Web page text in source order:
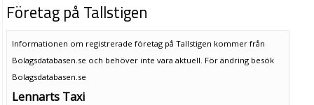
Företag på Tallstigen
Informationen om registrerade företag på Tallstigen kommer från
Bolagsdatabasen.se och behöver inte vara aktuell. För ändring besök
Bolagsdatabasen.se
Lennarts Taxi